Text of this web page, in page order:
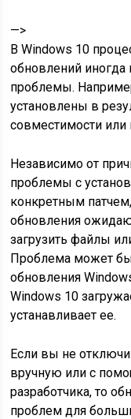
—>
В Windows 10
обновлений
проблемы.
установлены в
совместимости
Независимо от
проблемы с
конкретным
обновления
загрузить файлы
Проблема может
обновления
Windows 10
устанавливает ее.
Если вы не
вручную или с
разработчика, то
проблем для